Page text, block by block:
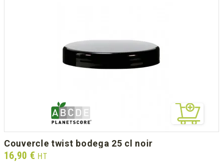
couvercle twist bodega 25 cl noir
Prix
16,90 € HT